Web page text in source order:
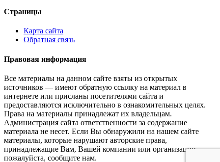
Страницы
Карта сайта
Обратная связь
Правовая информация
Все материалы на данном сайте взяты из открытых
источников — имеют обратную ссылку на материал в
интернете или присланы посетителями сайта и
предоставляются исключительно в ознакомительных целях.
Права на материалы принадлежат их владельцам.
Администрация сайта ответственности за содержание
материала не несет. Если Вы обнаружили на нашем сайте
материалы, которые нарушают авторские права,
принадлежащие Вам, Вашей компании или организации,
пожалуйста, сообщите нам.